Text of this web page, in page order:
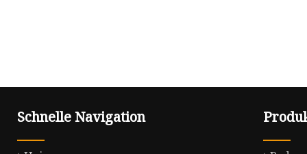
Schnelle Navigation